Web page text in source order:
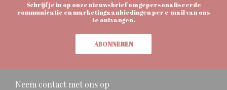
Schrijf je in op onze nieuwsbrief om gepersonaliseerde
communicatie en marketingaanbiedingen per e-mail van ons
te ontvangen.
ABONNEREN
Neem contact met ons op